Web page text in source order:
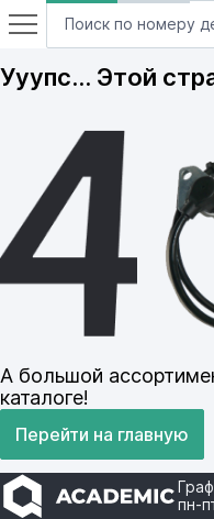
Ууупс… Этой
А большой
каталоге!
Перейти на главную
пн-